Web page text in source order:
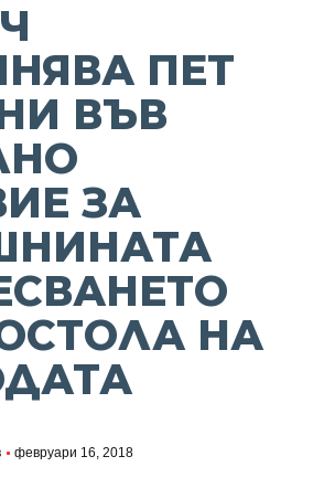
ПЕТ
ВЪВ
ЗА
НА
февруари 16, 2018